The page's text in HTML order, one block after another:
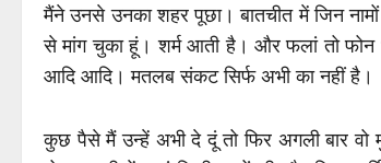
मैंने उनसे उनका शहर पूछा। बातचीत में जिन
से मांग चुका हूं। शर्म आती है। और फलां तो फोन
आदि आदि। मतलब संकट सिर्फ अभी का नहीं है।
कुछ पैसे मैं उन्हें अभी दे दूं तो फिर अगली बार वो